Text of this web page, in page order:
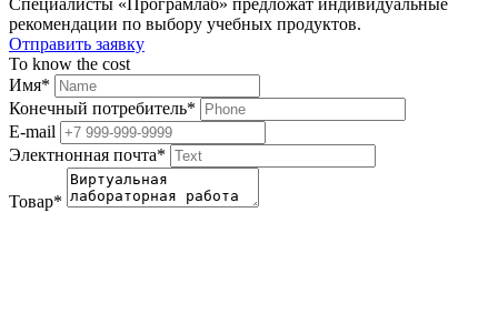
рекомендации по выбору учебных продуктов.
Отправить заявку
To know the cost
Имя*
Конечный потребитель*
E-mail
Электнонная почта*
Товар*